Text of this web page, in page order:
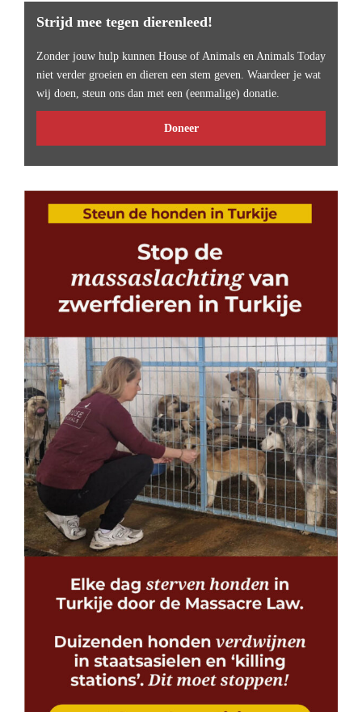
Strijd mee tegen dierenleed!
Zonder jouw hulp kunnen House of Animals en Animals Today
niet verder groeien en dieren een stem geven. Waardeer je wat
wij doen, steun ons dan met een (eenmalige) donatie.
Doneer